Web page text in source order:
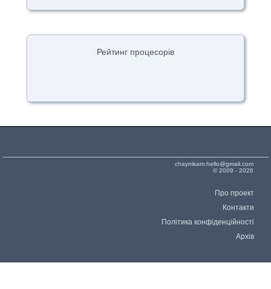
Рейтинг процесорів
chaynikam.hello@gmail.com
© 2009 - 2026
Про проект
Контакти
Політика конфіденційності
Архів